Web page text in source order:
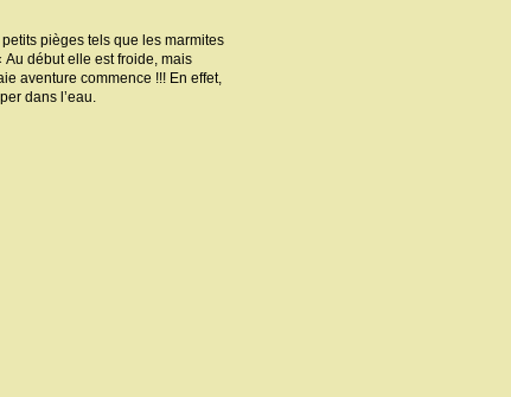
pièges tels que les marmites
Au début elle est froide, mais
aventure commence !!! En effet,
dans l’eau.